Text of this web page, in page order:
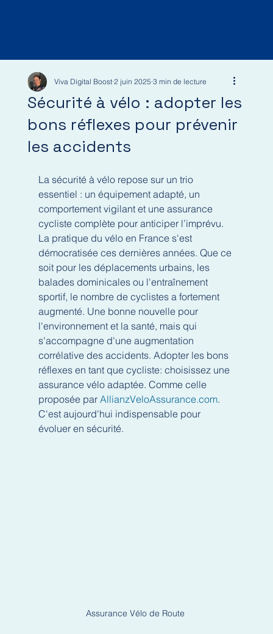
Sécurité à vélo : adopter les
bons réflexes pour prévenir
les accidents
Viva Digital Boost 2 juin 2025 3 min de lecture
La sécurité à vélo repose sur un trio
essentiel : un équipement adapté, un
comportement vigilant et une assurance
cycliste complète pour anticiper l’imprévu.
La pratique du vélo en France s'est
démocratisée ces dernières années. Que ce
soit pour les déplacements urbains, les
balades dominicales ou l'entraînement
sportif, le nombre de cyclistes a fortement
augmenté. Une bonne nouvelle pour
l'environnement et la santé, mais qui
s'accompagne d'une augmentation
corrélative des accidents. Adopter les bons
réflexes en tant que cycliste: choisissez une
assurance vélo adaptée. Comme celle
proposée par AllianzVeloAssurance.com.
C'est aujourd'hui indispensable pour
évoluer en sécurité.
Assurance Vélo de Route